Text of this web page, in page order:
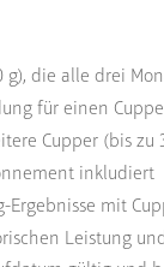
die alle drei
für einen
Cupper (bis
inkludiert
mit
Leistung